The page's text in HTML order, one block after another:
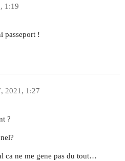
1:19
passeport !
2021, 1:27
?
ca ne me gene pas du tout…